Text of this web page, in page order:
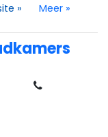
» Meer »